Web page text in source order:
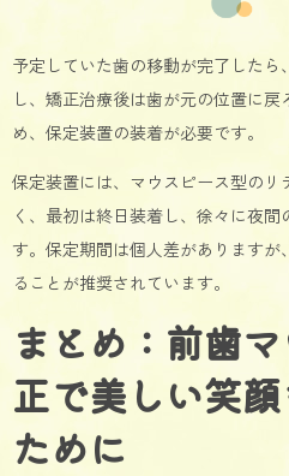
予定していた歯の移動が完了した
し、矯正治療後は歯が元の位置に
め、保定装置の装着が必要です。
保定装置には、マウスピース型の
く、最初は終日装着し、徐々に夜
す。保定期間は個人差がありますが
ることが推奨されています。
まとめ：前歯
正で美しい笑
ために